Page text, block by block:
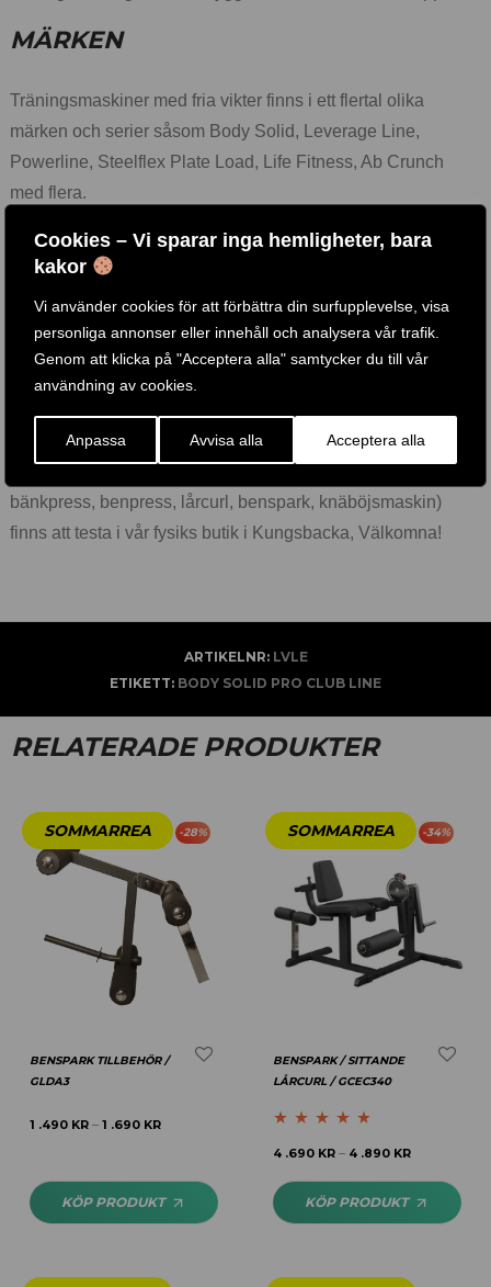
Cookies – Vi sparar inga hemligheter, bara
kakor
Vi använder cookies för att förbättra din surfupplevelse, visa
personliga annonser eller innehåll och analysera vår trafik.
Genom att klicka på "Acceptera alla" samtycker du till vår
användning av cookies.
Anpassa Avvisa alla Acceptera alla
MÄRKEN
Träningsmaskiner med fria vikter finns i ett flertal olika
märken och serier såsom Body Solid, Leverage Line,
Powerline, Steelflex Plate Load, Life Fitness, Ab Crunch
med flera.
med på marknaden och för att tillgodose de högt ställda
OBS! Tänk på att köpa till vikter för dina gymmaskiner, ex.
gummerade vikter med handtag för bästa komfort från Body
Solid.
Köp vikter här!
bänkpress, benpress, lårcurl, benspark, knäböjsmaskin)
finns att testa i vår fysiks butik i Kungsbacka, Välkomna!
ARTIKELNR: LVLE
ETIKETT: BODY SOLID PRO CLUB LINE
RELATERADE PRODUKTER
-28%
BENSPARK TILLBEHÖR /
GLDA3
1 .490 KR – 1 .690 KR
KÖP PRODUKT
-34%
BENSPARK / SITTANDE
LÅRCURL / GCEC340
Betygsatt 4.64
4 .690 KR – 4 .890 KR
KÖP PRODUKT